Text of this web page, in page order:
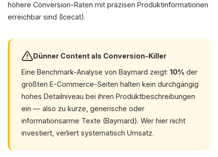
höhere Conversion-Raten mit präzisen Produktinformationen
erreichbar sind (Icecat).
Dünner Content als Conversion-Killer
Eine Benchmark-Analyse von Baymard zeigt: 10% der
größten E-Commerce-Seiten halten kein durchgängig
hohes Detailniveau bei ihren Produktbeschreibungen
ein — also zu kurze, generische oder
informationsarme Texte (Baymard). Wer hier nicht
investiert, verliert systematisch Umsatz.